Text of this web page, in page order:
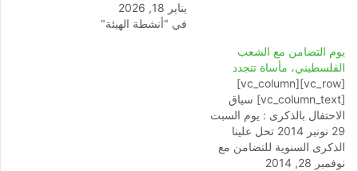
الأنبياء مع أقوامهم، وما آل إليه
أمر الطائع والعاصي منهم،…
يناير 18, 2026
في "أنشطة الهيئة"
يوم التضامن مع الشعب
الفلسطيني، مأساة تتجدد
[vc_row][vc_column]
[vc_column_text] سياق
الاحتفال بالذكرى : يوم السبت
29 نونبر 2014 تحل علينا
الذكرى السنوية للتضامن مع
الشعب الفلسطيني وهو اليوم
نوفمبر 28, 2014